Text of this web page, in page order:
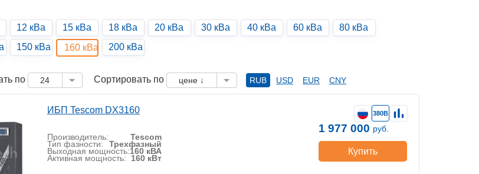
12 кВа 15 кВа 18 кВа 20 кВа 30 кВа 40 кВа 60 кВа
80 кВа
150 кВа 160 кВа 200 кВа
по 24 Сортировать по цене ↓ RUB USD EUR CNY
ИБП Tescom DX3160
Производитель: Tescom
Тип фазности: Трехфазный
Выходная мощность:160 кВА
Активная мощность: 160 кВт
380В
1 977 000 руб.
Купить